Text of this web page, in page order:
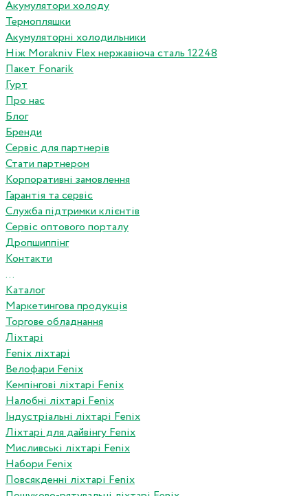
Акумулятори холоду
Термопляшки
Акумуляторні холодильники
Ніж Morakniv Flex нержавіюча сталь 12248
Пакет Fonarik
Гурт
Про нас
Блог
Бренди
Сервіс для партнерів
Стати партнером
Корпоративні замовлення
Гарантія та сервіс
Служба підтримки клієнтів
Сервіс оптового порталу
Дропшиппінг
Контакти
...
Каталог
Маркетингова продукція
Торгове обладнання
Ліхтарі
Fenix ліхтарі
Велофари Fenix
Кемпінгові ліхтарі Fenix
Налобні ліхтарі Fenix
Індустріальні ліхтарі Fenix
Ліхтарі для дайвінгу Fenix
Мисливські ліхтарі Fenix
Набори Fenix
Повсякденні ліхтарі Fenix